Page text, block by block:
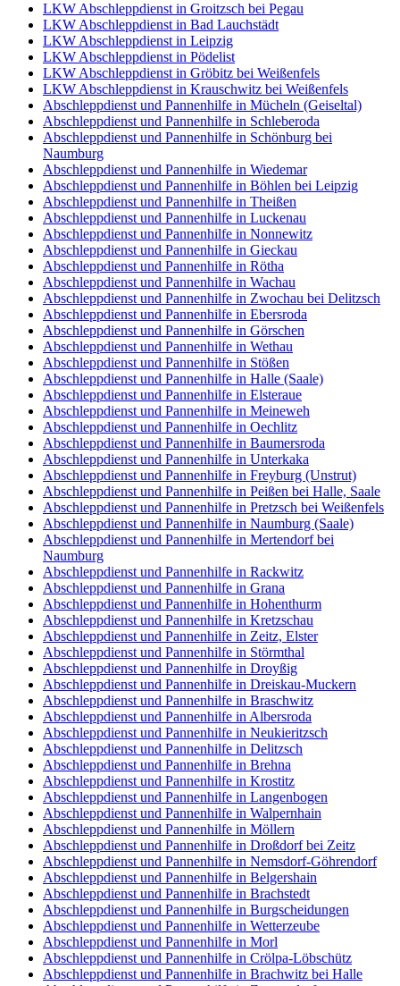
LKW Abschleppdienst in Groitzsch bei Pegau
LKW Abschleppdienst in Bad Lauchstädt
LKW Abschleppdienst in Leipzig
LKW Abschleppdienst in Pödelist
LKW Abschleppdienst in Gröbitz bei Weißenfels
LKW Abschleppdienst in Krauschwitz bei Weißenfels
Abschleppdienst und Pannenhilfe in Mücheln (Geiseltal)
Abschleppdienst und Pannenhilfe in Schleberoda
Abschleppdienst und Pannenhilfe in Schönburg bei
Naumburg
Abschleppdienst und Pannenhilfe in Wiedemar
Abschleppdienst und Pannenhilfe in Böhlen bei Leipzig
Abschleppdienst und Pannenhilfe in Theißen
Abschleppdienst und Pannenhilfe in Luckenau
Abschleppdienst und Pannenhilfe in Nonnewitz
Abschleppdienst und Pannenhilfe in Gieckau
Abschleppdienst und Pannenhilfe in Rötha
Abschleppdienst und Pannenhilfe in Wachau
Abschleppdienst und Pannenhilfe in Zwochau bei Delitzsch
Abschleppdienst und Pannenhilfe in Ebersroda
Abschleppdienst und Pannenhilfe in Görschen
Abschleppdienst und Pannenhilfe in Wethau
Abschleppdienst und Pannenhilfe in Stößen
Abschleppdienst und Pannenhilfe in Halle (Saale)
Abschleppdienst und Pannenhilfe in Elsteraue
Abschleppdienst und Pannenhilfe in Meineweh
Abschleppdienst und Pannenhilfe in Oechlitz
Abschleppdienst und Pannenhilfe in Baumersroda
Abschleppdienst und Pannenhilfe in Unterkaka
Abschleppdienst und Pannenhilfe in Freyburg (Unstrut)
Abschleppdienst und Pannenhilfe in Peißen bei Halle, Saale
Abschleppdienst und Pannenhilfe in Pretzsch bei Weißenfels
Abschleppdienst und Pannenhilfe in Naumburg (Saale)
Abschleppdienst und Pannenhilfe in Mertendorf bei
Naumburg
Abschleppdienst und Pannenhilfe in Rackwitz
Abschleppdienst und Pannenhilfe in Grana
Abschleppdienst und Pannenhilfe in Hohenthurm
Abschleppdienst und Pannenhilfe in Kretzschau
Abschleppdienst und Pannenhilfe in Zeitz, Elster
Abschleppdienst und Pannenhilfe in Störmthal
Abschleppdienst und Pannenhilfe in Droyßig
Abschleppdienst und Pannenhilfe in Dreiskau-Muckern
Abschleppdienst und Pannenhilfe in Braschwitz
Abschleppdienst und Pannenhilfe in Albersroda
Abschleppdienst und Pannenhilfe in Neukieritzsch
Abschleppdienst und Pannenhilfe in Delitzsch
Abschleppdienst und Pannenhilfe in Brehna
Abschleppdienst und Pannenhilfe in Krostitz
Abschleppdienst und Pannenhilfe in Langenbogen
Abschleppdienst und Pannenhilfe in Walpernhain
Abschleppdienst und Pannenhilfe in Möllern
Abschleppdienst und Pannenhilfe in Droßdorf bei Zeitz
Abschleppdienst und Pannenhilfe in Nemsdorf-Göhrendorf
Abschleppdienst und Pannenhilfe in Belgershain
Abschleppdienst und Pannenhilfe in Brachstedt
Abschleppdienst und Pannenhilfe in Burgscheidungen
Abschleppdienst und Pannenhilfe in Wetterzeube
Abschleppdienst und Pannenhilfe in Morl
Abschleppdienst und Pannenhilfe in Crölpa-Löbschütz
Abschleppdienst und Pannenhilfe in Brachwitz bei Halle